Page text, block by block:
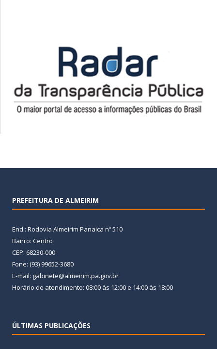
PREFEITURA DE ALMEIRIM
End.: Rodovia Almeirim Panaica nº 510
Bairro: Centro
CEP: 68230-000
Fone: (93) 99652-3680
E-mail: gabinete@almeirim.pa.gov.br
Horário de atendimento: 08:00 às 12:00 e 14:00 às 18:00
ÚLTIMAS PUBLICAÇÕES